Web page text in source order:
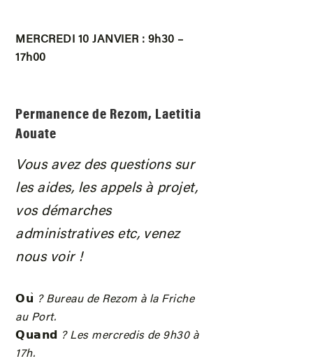
MERCREDI 10 JANVIER : 9h30 –
17h00
Permanence de Rezom, Laetitia
Aouate
Vous avez des questions sur
les aides, les appels à projet,
vos démarches
administratives etc, venez
nous voir !
𝗢𝘂 ̀ ? Bureau de Rezom à la Friche
au Port.
𝗤𝘂𝗮𝗻𝗱 ? Les mercredis de 9h30 à
17h.